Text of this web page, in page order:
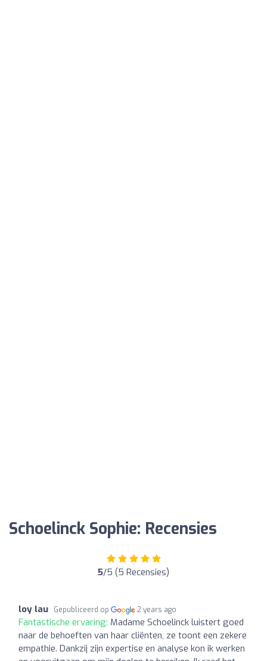
Schoelinck Sophie: Recensies
5/5 (5 Recensies)
loy lau Gepubliceerd op 2 years ago
Fantastische ervaring: Madame Schoelinck luistert goed
naar de behoeften van haar cliënten, ze toont een zekere
empathie. Dankzij zijn expertise en analyse kon ik werken